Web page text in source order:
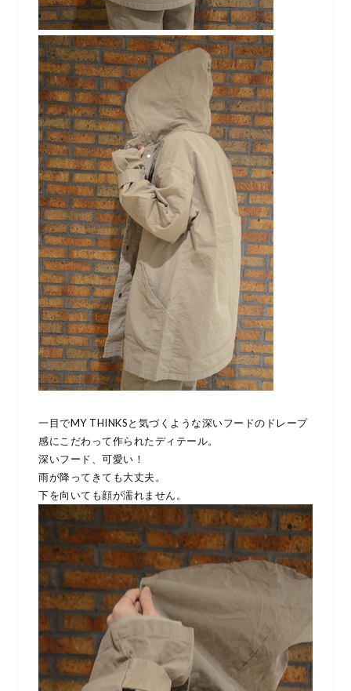
一目でMY THINKSと気づくような深いフードのドレープ
感にこだわって作られたディテール。
深いフード、可愛い！
雨が降ってきても大丈夫。
下を向いても顔が濡れません。